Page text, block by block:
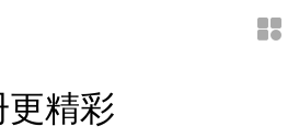
精彩
